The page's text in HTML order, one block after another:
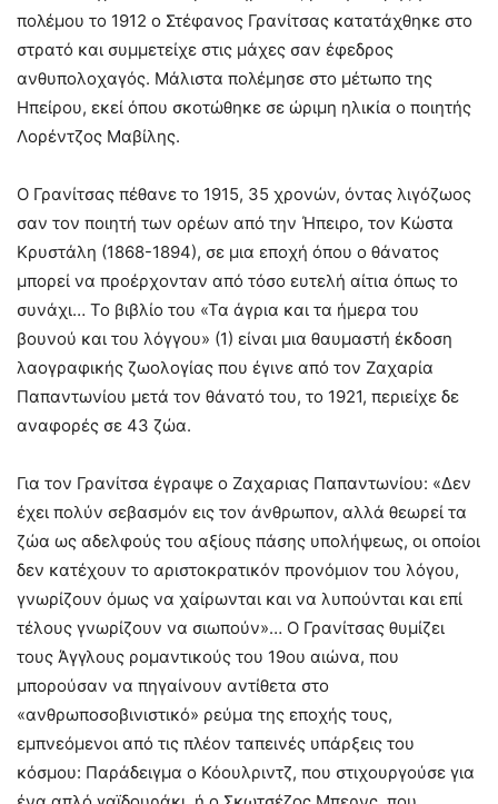
πολέμου το 1912 ο Στέφανος Γρανίτσας κατατάχθηκε στο
στρατό και συμμετείχε στις μάχες σαν έφεδρος
ανθυπολοχαγός. Μάλιστα πολέμησε στο μέτωπο της
Ηπείρου, εκεί όπου σκοτώθηκε σε ώριμη ηλικία ο ποιητής
Λορέντζος Μαβίλης.
Ο Γρανίτσας πέθανε το 1915, 35 χρονών, όντας λιγόζωος
σαν τον ποιητή των ορέων από την Ήπειρο, τον Κώστα
Κρυστάλη (1868-1894), σε μια εποχή όπου ο θάνατος
μπορεί να προέρχονταν από τόσο ευτελή αίτια όπως το
συνάχι… Το βιβλίο του «Τα άγρια και τα ήμερα του
βουνού και του λόγγου» (1) είναι μια θαυμαστή έκδοση
λαογραφικής ζωολογίας που έγινε από τον Ζαχαρία
Παπαντωνίου μετά τον θάνατό του, το 1921, περιείχε δε
αναφορές σε 43 ζώα.
Για τον Γρανίτσα έγραψε ο Ζαχαριας Παπαντωνίου: «Δεν
έχει πολύν σεβασμόν εις τον άνθρωπον, αλλά θεωρεί τα
ζώα ως αδελφούς του αξίους πάσης υπολήψεως, οι οποίοι
δεν κατέχουν το αριστοκρατικόν προνόμιον του λόγου,
γνωρίζουν όμως να χαίρωνται και να λυπούνται και επί
τέλους γνωρίζουν να σιωπούν»… Ο Γρανίτσας θυμίζει
τους Άγγλους ρομαντικούς του 19ου αιώνα, που
μπορούσαν να πηγαίνουν αντίθετα στο
«ανθρωποσοβινιστικό» ρεύμα της εποχής τους,
εμπνεόμενοι από τις πλέον ταπεινές υπάρξεις του
κόσμου: Παράδειγμα ο Κόουλριντζ, που στιχουργούσε για